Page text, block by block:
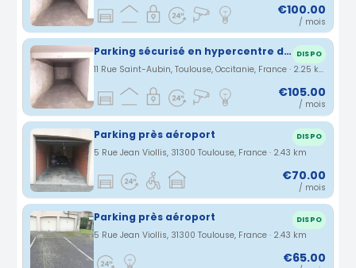
€100.00
/ mois
Parking sécurisé en hypercentre de Toulouse proche Jean-Jaurès, Wilson, Capitole DISPO
11 Rue Saint-Aubin, Toulouse, Occitanie, France · 2.25 km
€105.00
/ mois
Parking près aéroport DISPO
5 Rue Jean Viollis, 31300 Toulouse, France · 2.43 km
€70.00
/ mois
Parking près aéroport DISPO
5 Rue Jean Viollis, 31300 Toulouse, France · 2.43 km
€65.00